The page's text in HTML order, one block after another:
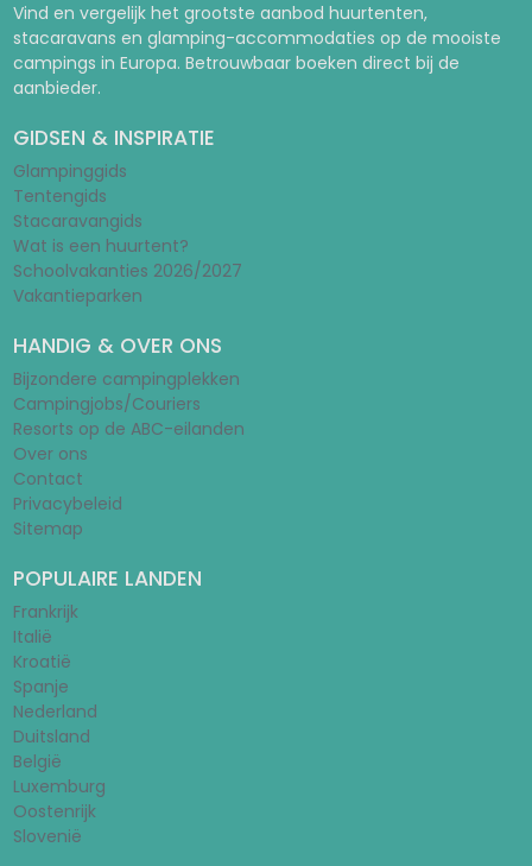
Vind en vergelijk het grootste aanbod huurtenten,
stacaravans en glamping-accommodaties op de mooiste
campings in Europa. Betrouwbaar boeken direct bij de
aanbieder.
GIDSEN & INSPIRATIE
Glampinggids
Tentengids
Stacaravangids
Wat is een huurtent?
Schoolvakanties 2026/2027
Vakantieparken
HANDIG & OVER ONS
Bijzondere campingplekken
Campingjobs/Couriers
Resorts op de ABC-eilanden
Over ons
Contact
Privacybeleid
Sitemap
POPULAIRE LANDEN
Frankrijk
Italië
Kroatië
Spanje
Nederland
Duitsland
België
Luxemburg
Oostenrijk
Slovenië